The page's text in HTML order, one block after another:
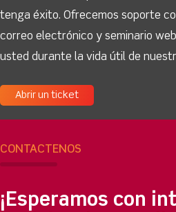
tenga éxito. Ofrecemos soporte
correo electrónico y seminario
usted durante la vida útil de
Abrir un ticket
CONTÁCTENOS
¡Esperamos con